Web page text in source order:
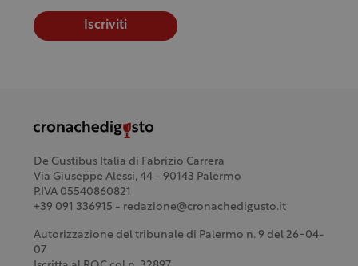
Iscriviti
De Gustibus Italia di Fabrizio Carrera
Via Giuseppe Alessi, 44 - 90143 Palermo
P.IVA 05540860821
+39 091 336915 - redazione@cronachedigusto.it
Autorizzazione del tribunale di Palermo n. 9 del 26-04-
07